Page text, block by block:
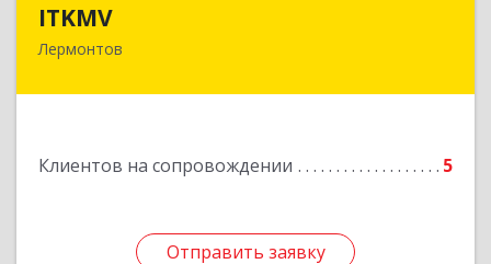
ITKMV
Лермонтов
Клиентов на сопровождении 5
Отправить заявку
Отправить заявку